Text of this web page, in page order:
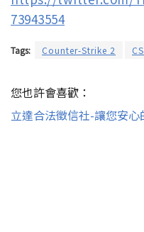
73943554
Tags: Counter-Strike 2
您也許會喜歡：
立達合法徵信社-讓您安心